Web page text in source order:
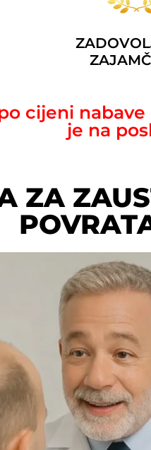
cijeni
je na
ZA